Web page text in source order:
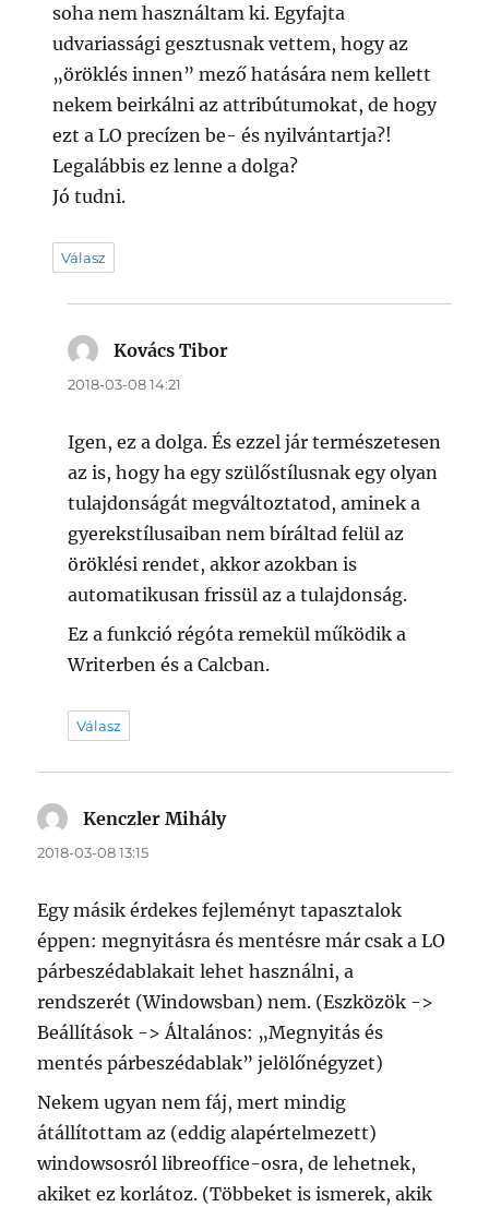
soha nem használtam ki. Egyfajta
udvariassági gesztusnak vettem, hogy az
„öröklés innen” mező hatására nem kellett
nekem beirkálni az attribútumokat, de hogy
ezt a LO precízen be- és nyilvántartja?!
Legalábbis ez lenne a dolga?
Jó tudni.
Válasz
Kovács Tibor
2018-03-08 14:21
Igen, ez a dolga. És ezzel jár természetesen
az is, hogy ha egy szülőstílusnak egy olyan
tulajdonságát megváltoztatod, aminek a
gyerekstílusaiban nem bíráltad felül az
öröklési rendet, akkor azokban is
automatikusan frissül az a tulajdonság.
Ez a funkció régóta remekül működik a
Writerben és a Calcban.
Válasz
Kenczler Mihályszerint:
2018-03-08 13:15
Egy másik érdekes fejleményt tapasztalok
éppen: megnyitásra és mentésre már csak a LO
párbeszédablakait lehet használni, a
rendszerét (Windowsban) nem. (Eszközök ->
Beállítások -> Általános: „Megnyitás és
mentés párbeszédablak” jelölőnégyzet)
Nekem ugyan nem fáj, mert mindig
átállítottam az (eddig alapértelmezett)
windowsosról libreoffice-osra, de lehetnek,
akiket ez korlátoz. (Többeket is ismerek, akik